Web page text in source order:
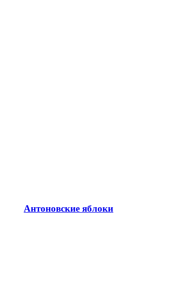
Антоновские яблоки